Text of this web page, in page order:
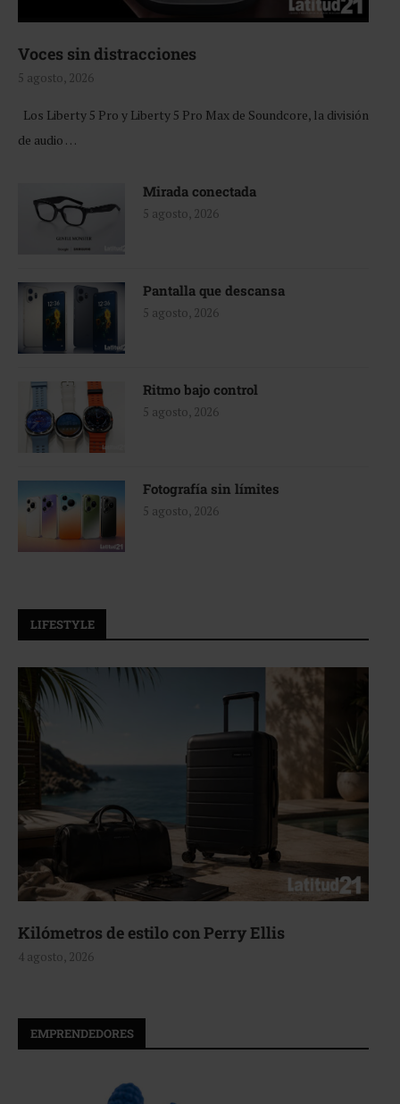
Voces sin distracciones
5 agosto, 2026
Los Liberty 5 Pro y Liberty 5 Pro Max de Soundcore, la división
de audio …
Mirada conectada
5 agosto, 2026
Pantalla que descansa
5 agosto, 2026
Ritmo bajo control
5 agosto, 2026
Fotografía sin límites
5 agosto, 2026
LIFESTYLE
Kilómetros de estilo con Perry Ellis
4 agosto, 2026
EMPRENDEDORES